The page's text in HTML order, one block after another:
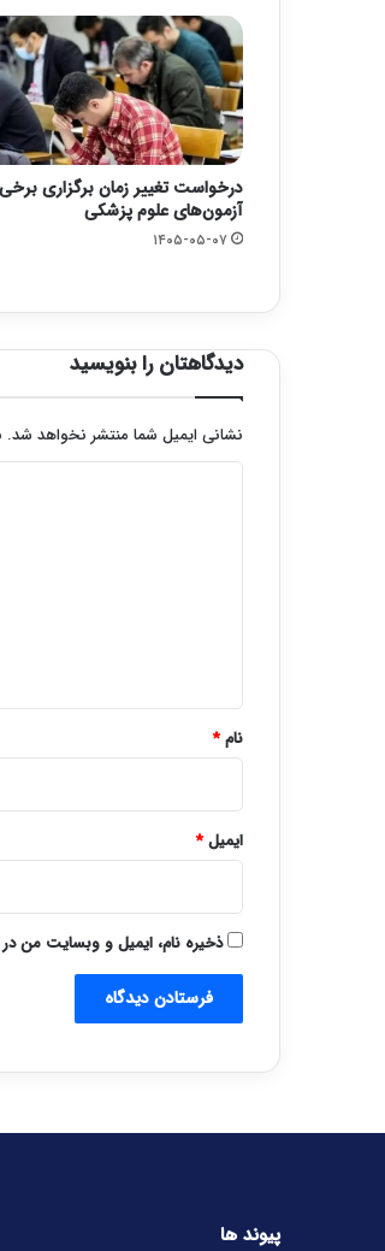
درخواست تغییر زمان برگزاری برخی
آزمون‌های علوم پزشکی
۱۴۰۵-۰۵-۰۷
دیدگاهتان را بنویسید
نشانی ایمیل شما منتشر نخواهد شد.
نام*
ایمیل*
ذخیره نام، ایمیل و وبسایت من
پیوند ها